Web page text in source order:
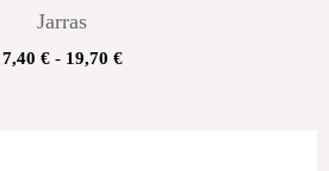
Jarras
7,40 € - 19,70 €